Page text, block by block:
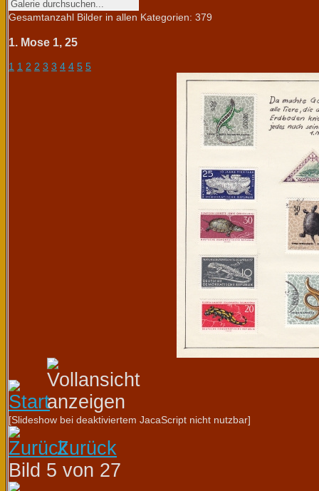
Gesamtanzahl Bilder in allen Kategorien: 379
1. Mose 1, 25
1 1 2 2 3 3 4 4 5 5
[Slideshow bei deaktiviertem JacaScript nicht nutzbar]
Zurück
Bild 5 von 27